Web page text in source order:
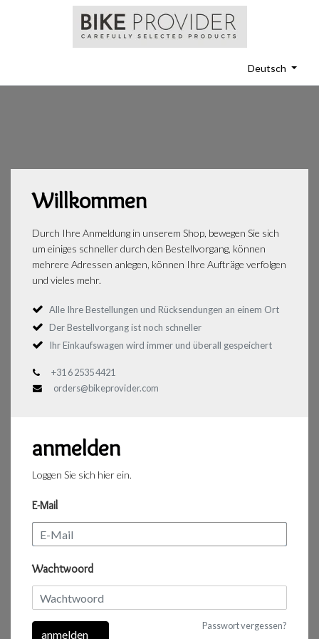
Deutsch
Willkommen
Durch Ihre Anmeldung in unserem Shop, bewegen Sie sich
um einiges schneller durch den Bestellvorgang, können
mehrere Adressen anlegen, können Ihre Aufträge verfolgen
und vieles mehr.
Alle Ihre Bestellungen und Rücksendungen an einem Ort
Der Bestellvorgang ist noch schneller
Ihr Einkaufswagen wird immer und überall gespeichert
+31 6 2535 4421
orders@bikeprovider.com
anmelden
Loggen Sie sich hier ein.
E-Mail
Wachtwoord
Passwort vergessen?
anmelden